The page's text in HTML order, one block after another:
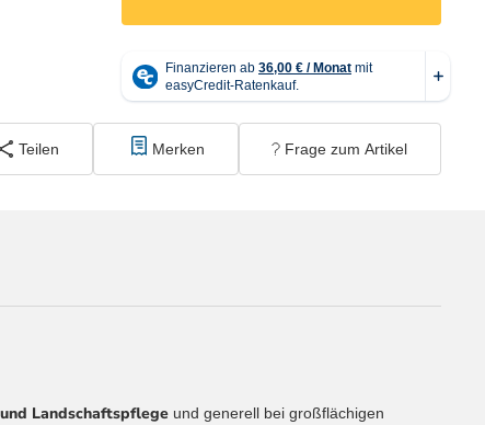
Teilen Merken Frage zum Artikel
Landschaftspflege und generell bei großflächigen